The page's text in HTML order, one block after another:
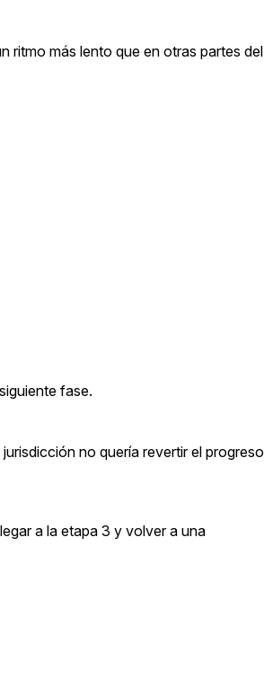
ritmo más lento que en otras partes del
fase.
no quería revertir el progreso
a la etapa 3 y volver a una